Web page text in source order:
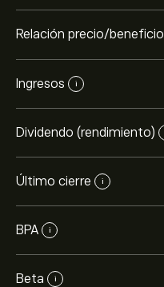
Relación precio/beneficio
Ingresos i
Dividendo (rendimiento)
Último cierre i
BPA i
Beta i